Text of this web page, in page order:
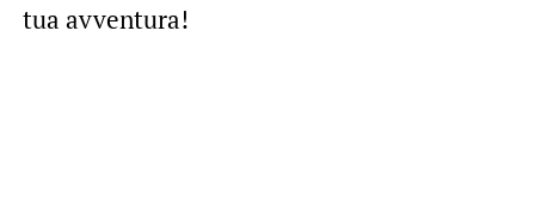
tua avventura!